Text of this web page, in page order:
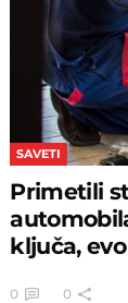
SAVETI
Primetili
ključa,
0 0